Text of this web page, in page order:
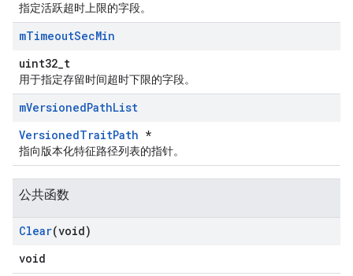
指定活跃超时上限的字段。
mTimeoutSecMin
uint32_t
用于指定存留时间超时下限的字段。
mVersionedPathList
VersionedTraitPath *
指向版本化特征路径列表的指针。
公共函数
Clear(void)
void